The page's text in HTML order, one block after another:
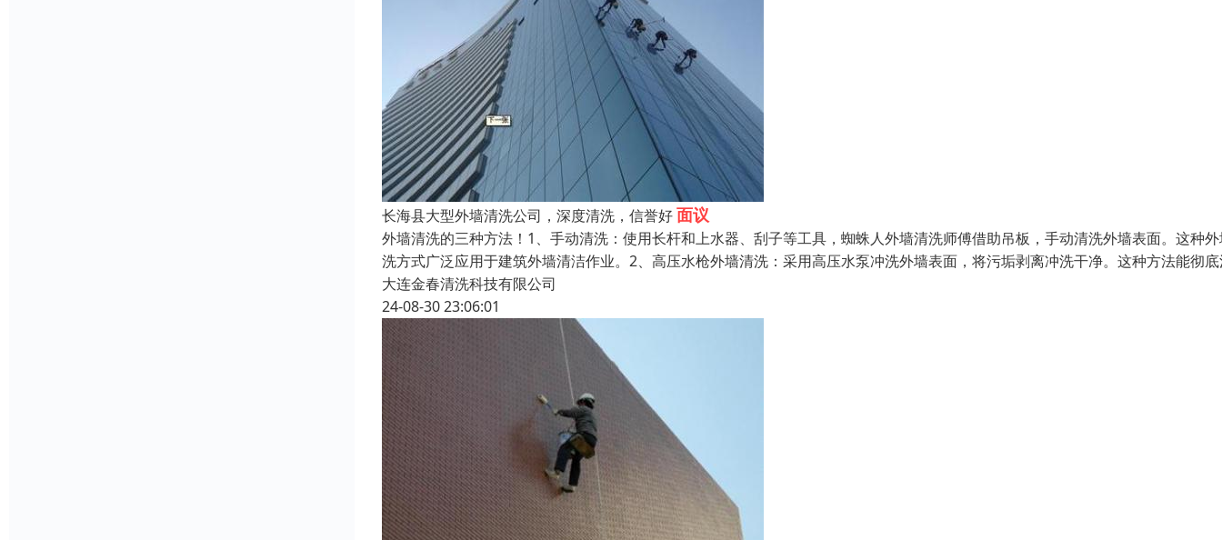
长海县大型外墙清洗公司，深度清洗，信誉好面议
外墙清洗的三种方法！1、手动清洗：使用长杆和上水器、刮子等工具，蜘蛛人外墙清洗师傅借助吊板，手动清洗外墙表面。这种
洗方式广泛应用于建筑外墙清洁作业。2、高压水枪外墙清洗：采用高压水泵冲洗外墙表面，将污垢剥离冲洗干净。这种方法能彻
大连金春清洗科技有限公司
24-08-30 23:06:01